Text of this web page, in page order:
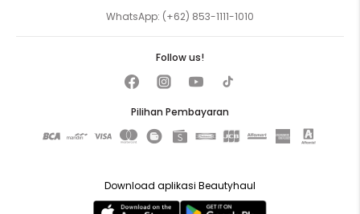
WhatsApp: (+62) 853-1111-1010
Pilihan Pembayaran
Follow us!
Download aplikasi Beautyhaul